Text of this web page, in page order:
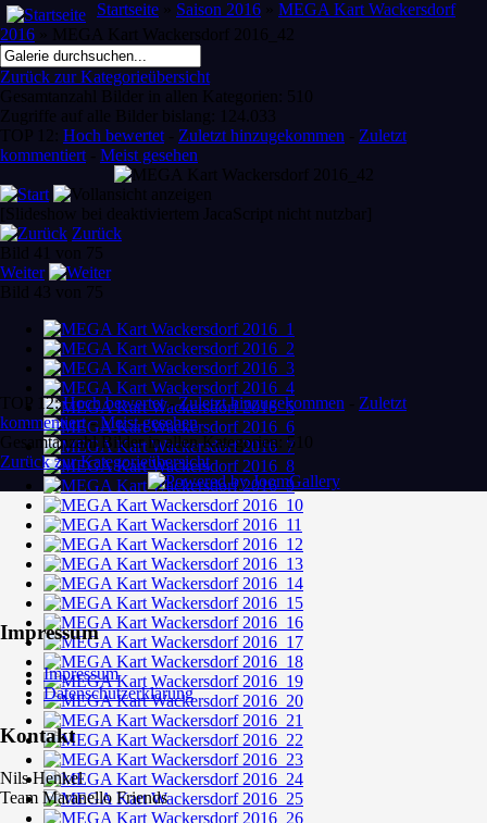
Startseite » Saison 2016 » MEGA Kart Wackersdorf
2016 » MEGA Kart Wackersdorf 2016_42
Zurück zur Kategorieübersicht
Gesamtanzahl Bilder in allen Kategorien: 510
Zugriffe auf alle Bilder bislang: 124.033
TOP 12: Hoch bewertet - Zuletzt hinzugekommen - Zuletzt
kommentiert - Meist gesehen
[Slideshow bei deaktiviertem JacaScript nicht nutzbar]
Zurück
Bild 41 von 75
Weiter
Bild 43 von 75
TOP 12:Hoch bewertet-Zuletzt hinzugekommen - Zuletzt
kommentiert-Meist gesehen
Gesamtanzahl Bilder in allen Kategorien: 510
Zurück zur Kategorieübersicht
Impressum
Impressum
Datenschutzerklärung
Kontakt
Nils Henkel
Team Maranello Friends